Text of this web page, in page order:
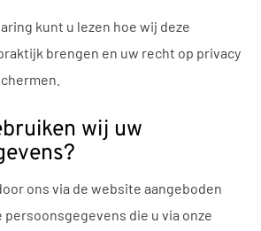
kunt u lezen hoe wij deze
brengen en uw recht op privacy
wij uw
ons via de website aangeboden
die u via onze